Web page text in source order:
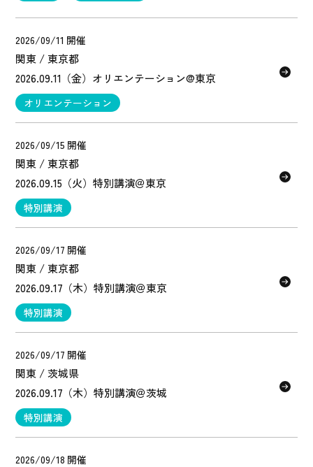
2026/09/11 開催
関東 / 東京都
2026.09.11（金）オリエンテーション@東京
オリエンテーション
2026/09/15 開催
関東 / 東京都
2026.09.15（火）特別講演＠東京
特別講演
2026/09/17 開催
関東 / 東京都
2026.09.17（木）特別講演＠東京
特別講演
2026/09/17 開催
関東 / 茨城県
2026.09.17（木）特別講演＠茨城
特別講演
2026/09/18 開催